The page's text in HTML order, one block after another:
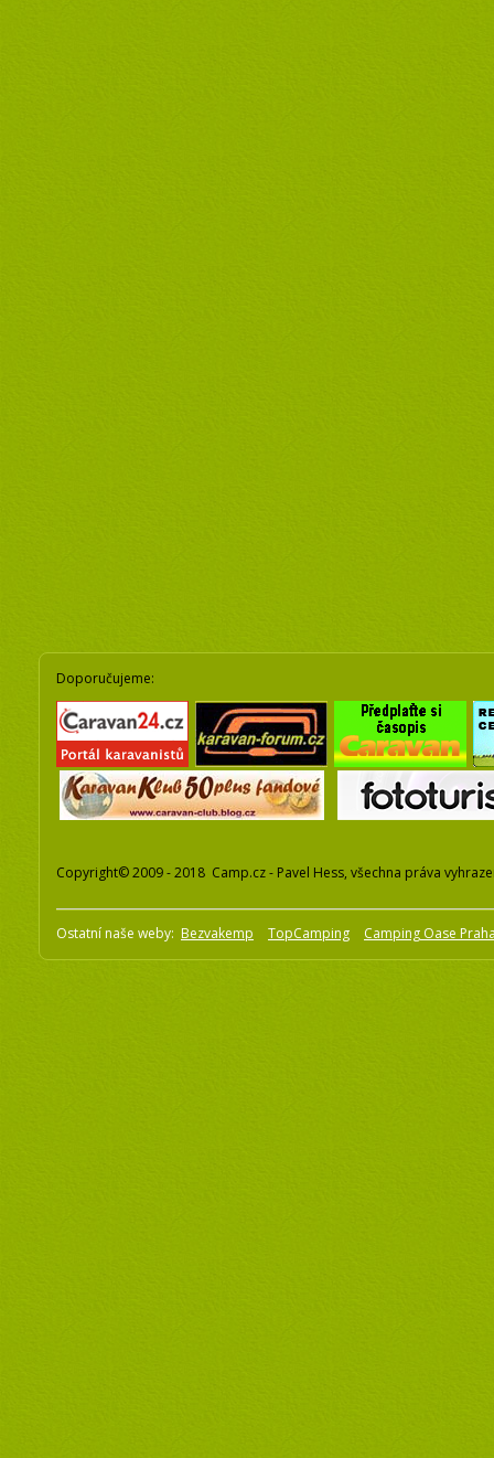
Doporučujeme:
Copyright© 2009 - 2018 Camp.cz - Pavel Hess, všechna práva
Ostatní naše weby: Bezvakemp TopCamping Camping Oase